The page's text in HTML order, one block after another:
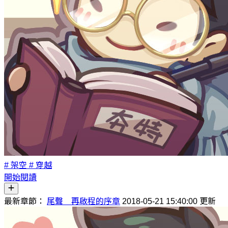
# 架空 # 穿越
開始閱讀
最新章節： 尾聲 再啟程的序章 2018-05-21 15:40:00 更新